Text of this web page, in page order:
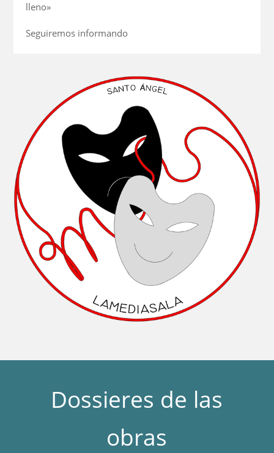
lleno»
Seguiremos informando
Dossieres de las
obras